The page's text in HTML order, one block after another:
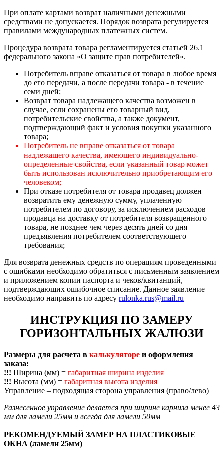
При оплате картами возврат наличными денежными
средствами не допускается. Порядок возврата регулируется
правилами международных платежных систем.
Процедура возврата товара регламентируется статьей 26.1
федерального закона «О защите прав потребителей».
Потребитель вправе отказаться от товара в любое время
до его передачи, а после передачи товара - в течение
семи дней;
Возврат товара надлежащего качества возможен в
случае, если сохранены его товарный вид,
потребительские свойства, а также документ,
подтверждающий факт и условия покупки указанного
товара;
Потребитель не вправе отказаться от товара
надлежащего качества, имеющего индивидуально-
определенные свойства, если указанный товар может
быть использован исключительно приобретающим его
человеком;
При отказе потребителя от товара продавец должен
возвратить ему денежную сумму, уплаченную
потребителем по договору, за исключением расходов
продавца на доставку от потребителя возвращенного
товара, не позднее чем через десять дней со дня
предъявления потребителем соответствующего
требования;
Для возврата денежных средств по операциям проведенными
с ошибками необходимо обратиться с письменным заявлением
и приложением копии паспорта и чеков/квитанций,
подтверждающих ошибочное списание. Данное заявление
необходимо направить по адресу rulonka.rus@mail.ru
ИНСТРУКЦИЯ ПО ЗАМЕРУ
ГОРИЗОНТАЛЬНЫХ ЖАЛЮЗИ
Размеры для расчета в калькуляторе и оформления
заказа:
!!! Ширина (мм) = габаритная ширина изделия
!!! Высота (мм) = габаритная высота изделия
Управление – подходящая сторона управления (право/лево)
Разнесенное управление делается при ширине карниза менее 43
мм для ламели 25мм и всегда для ламели 50мм
РЕКОМЕНДУЕМЫЙ ЗАМЕР НА ПЛАСТИКОВЫЕ
ОКНА (ламели 25мм)